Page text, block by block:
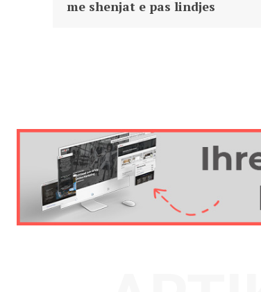
me shenjat e pas lindjes